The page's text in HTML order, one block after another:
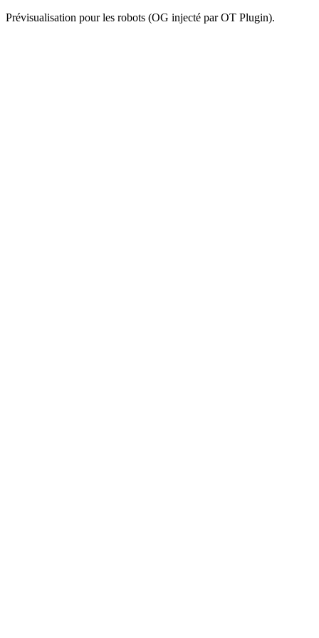
Prévisualisation pour les robots (OG injecté par OT Plugin).